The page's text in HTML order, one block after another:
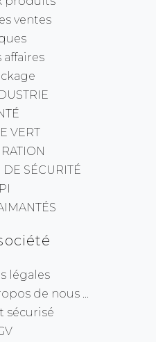
ventes
affaires
VERT
DE SÉCURITÉ
légales
de nous ...
sécurisé